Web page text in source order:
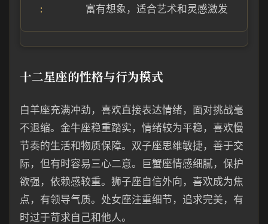
富有想象，适合艺术和灵感激发
十二星座的性格与行为模式
白羊座充满冲劲，喜欢直接表达情绪，面对挑战毫
不退缩。金牛座稳重踏实，情绪较为平稳，喜欢慢
节奏的生活和物质保障。双子座思维敏捷，善于交
际，但有时容易三心二意。巨蟹座情感细腻，保护
欲强，依赖感较重。狮子座自信外向，喜欢成为焦
点，有领导气质。处女座注重细节，追求完美，有
时过于苛求自己和他人。